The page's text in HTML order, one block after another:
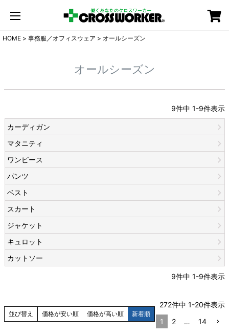
HOME 事務服／オフィスウェア オールシーズン
オールシーズン
9件中 1-9件表示
カーディガン
マタニティ
ワンピース
パンツ
ベスト
スカート
ジャケット
キュロット
カットソー
9件中 1-9件表示
並び替え 価格が安い順 価格が高い順 新着順
272件中 1-20件表示
1
2 … 14